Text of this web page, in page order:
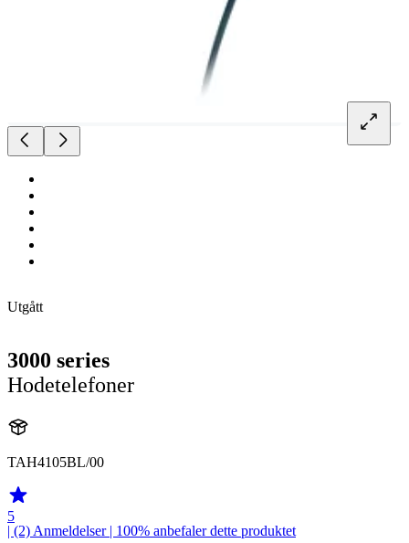
Utgått
3000 series
Hodetelefoner
TAH4105BL/00
5
| (2) Anmeldelser| 100% anbefaler dette produktet